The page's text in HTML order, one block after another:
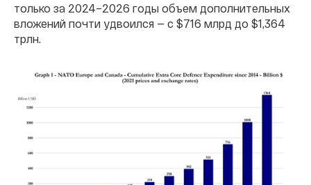
только за 2024–2026 годы объем дополнительных
вложений почти удвоился — с $716 млрд до $1,364
трлн.